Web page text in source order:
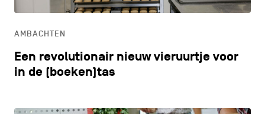
AMBACHTEN
Een revolutionair nieuw vieruurtje voor
in de (boeken)tas